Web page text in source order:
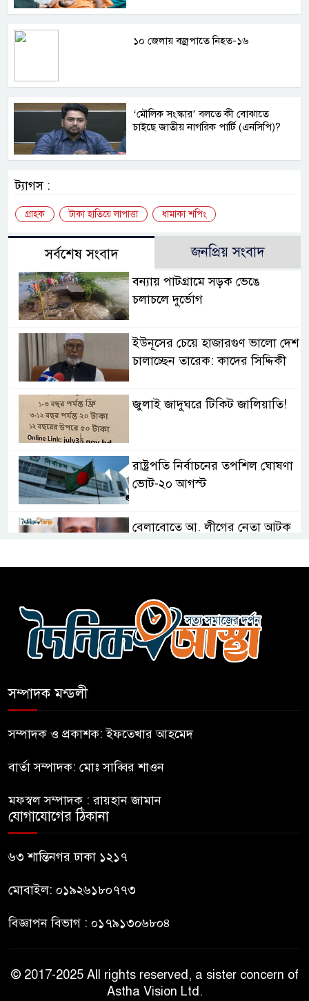
১০ জেলায় বজ্রপাতে নিহত-১৬
‘মৌলিক সংস্কার’ বলতে কী বোঝাতে
চাইছে জাতীয় নাগরিক পার্টি (এনসিপি)?
ট্যাগস :
গ্রাহক টাকা হাতিয়ে লাপাত্তা ধামাকা শপিং
সর্বশেষ সংবাদ জনপ্রিয় সংবাদ
বন্যায় পাটগ্রামে সড়ক ভেঙে
চলাচলে দুর্ভোগ
ইউনূসের চেয়ে হাজারগুণ ভালো দেশ
চালাচ্ছেন তারেক: কাদের সিদ্দিকী
জুলাই জাদুঘরে টিকিট জালিয়াতি!
রাষ্ট্রপতি নির্বাচনের তপশিল ঘোষণা
ভোট-২০ আগস্ট
বেলাবোতে আ. লীগের নেতা আটক
ছাড়লেন ১১ দলের নেতারা
এআই বক্তব্য দিয়েছে শেখ হাসিনা
ঐক্যের পদযাত্রা আটকে দিলো
সুযোগ দেওয়ায় ঢাকার ক্ষোভ
সম্পাদক মন্ডলী
সম্পাদক ও প্রকাশক: ইফতেখার আহমেদ
বার্তা সম্পাদক: মোঃ সাব্বির শাওন
মফস্বল সম্পাদক : রায়হান জামান
যোগাযোগের ঠিকানা
৬৩ শান্তিনগর ঢাকা ১২১৭
মোবাইল: ০১৯২৬১৮০৭৭৩
বিজ্ঞাপন বিভাগ : ০১৭৯১৩০৬৮০৪
© 2017-2025 All rights reserved, a sister concern of
Astha Vision Ltd.